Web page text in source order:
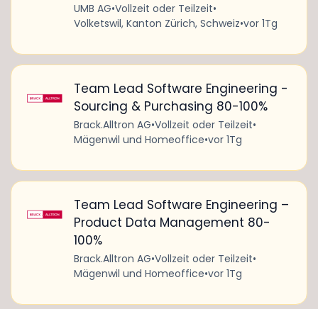
UMB AG•Vollzeit oder Teilzeit•
Volketswil, Kanton Zürich, Schweiz•vor 1Tg
Team Lead Software Engineering -
Sourcing & Purchasing 80-100%
Brack.Alltron AG•Vollzeit oder Teilzeit•
Mägenwil und Homeoffice•vor 1Tg
Team Lead Software Engineering –
Product Data Management 80-
100%
Brack.Alltron AG•Vollzeit oder Teilzeit•
Mägenwil und Homeoffice•vor 1Tg